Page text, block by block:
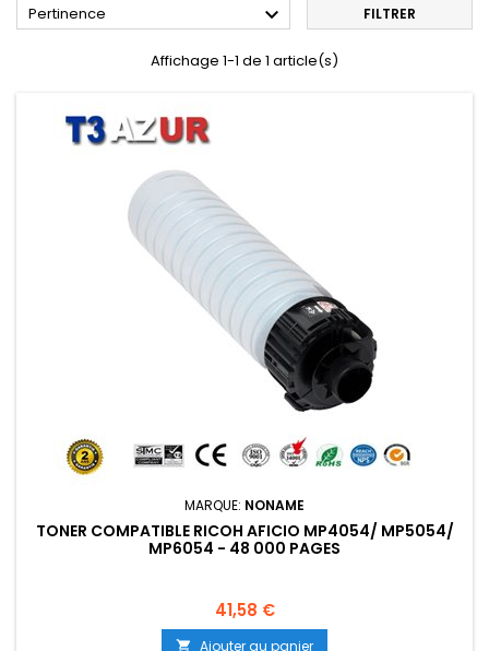
Pertinence  FILTRER
Affichage 1-1 de 1 article(s)
MARQUE: NONAME
TONER COMPATIBLE RICOH AFICIO MP4054/ MP5054/
MP6054 - 48 000 PAGES
Prix
41,58 €
 Ajouter au panier